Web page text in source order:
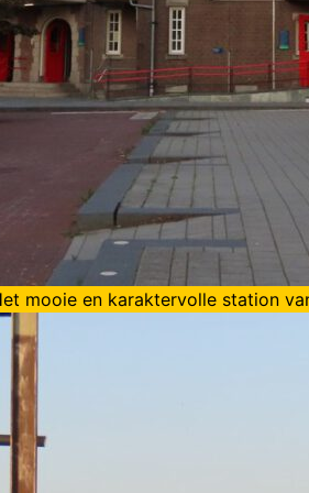
mooie en karaktervolle station